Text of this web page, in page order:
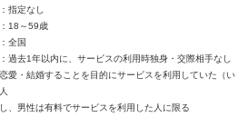
指定なし
18～59歳
全国
過去1年以内に、サービスの利用時独身・交際相手なし
愛・結婚することを目的にサービスを利用していた（い
、男性は有料でサービスを利用した人に限る